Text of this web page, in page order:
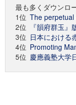
最も多くダウンロ
1位 The perpetual
2位
『韻府群玉』
3位 日本における
4位 Promoting
5位 慶應義塾大学